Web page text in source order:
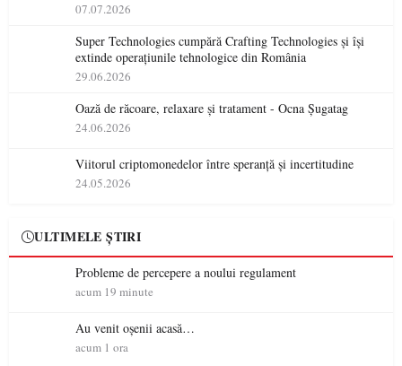
07.07.2026
Super Technologies cumpără Crafting Technologies și își
extinde operațiunile tehnologice din România
29.06.2026
Oază de răcoare, relaxare și tratament - Ocna Șugatag
24.06.2026
Viitorul criptomonedelor între speranță și incertitudine
24.05.2026
ULTIMELE ȘTIRI
Probleme de percepere a noului regulament
acum 19 minute
Au venit oșenii acasă…
acum 1 ora